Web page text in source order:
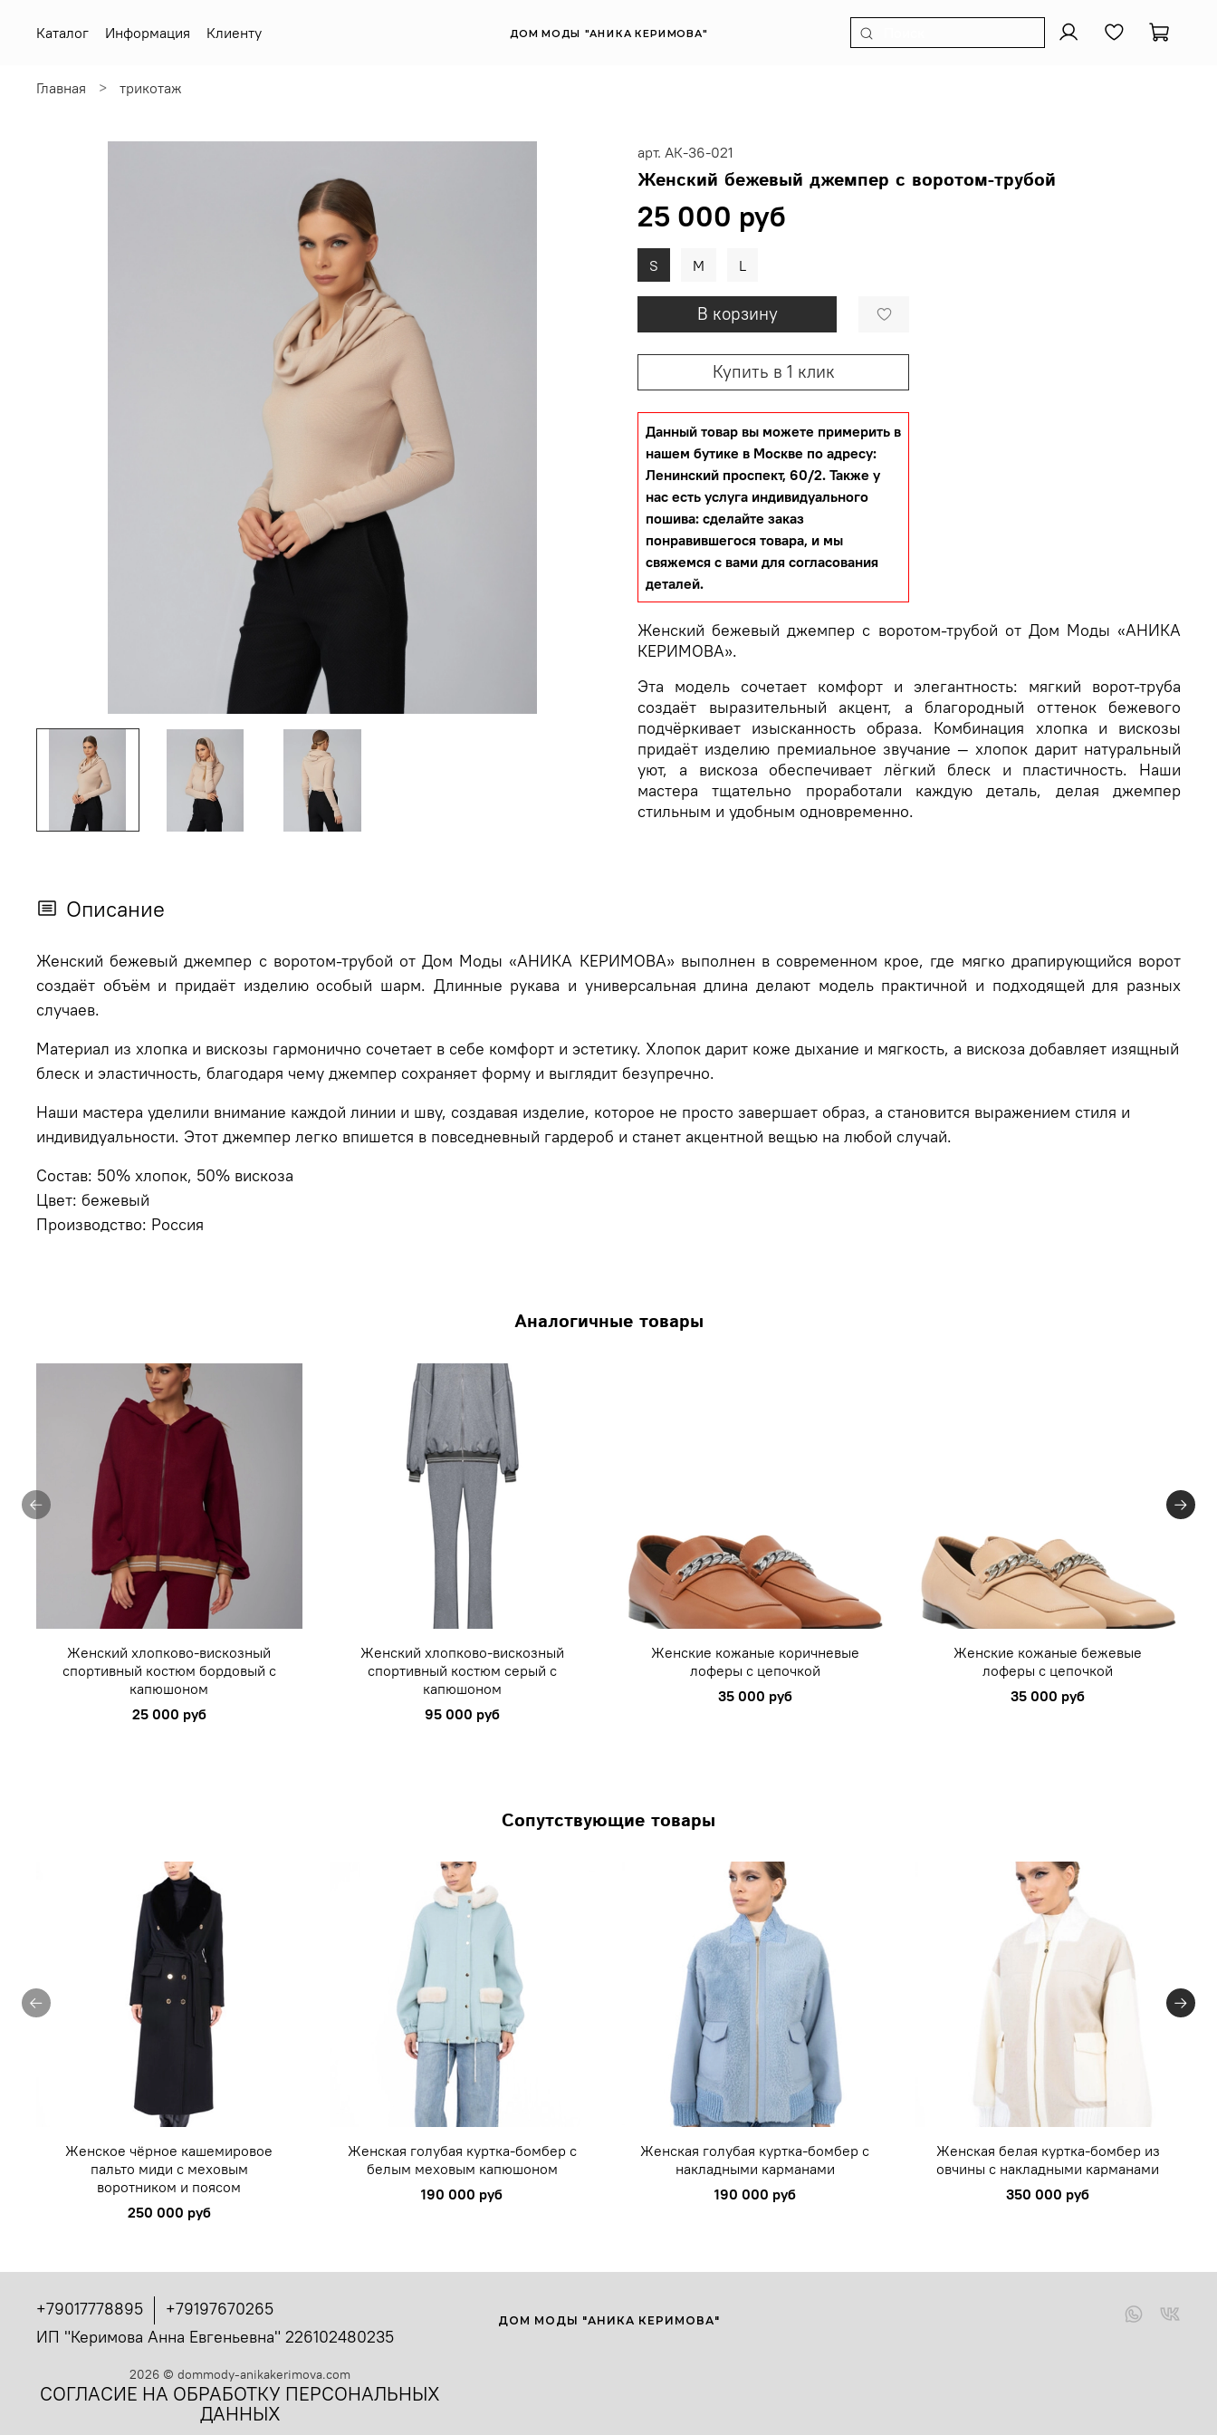
ДОМ МОДЫ "АНИКА КЕРИМОВА"
Каталог Информация Клиенту
Главная трикотаж
арт. АК-36-021
Женский бежевый джемпер с воротом-трубой
25 000 руб
В корзину
Купить в 1 клик
Данный товар вы можете примерить в
нашем бутике в Москве по адресу:
Ленинский проспект, 60/2. Также у
нас есть услуга индивидуального
пошива: сделайте заказ
понравившегося товара, и мы
свяжемся с вами для согласования
деталей.
S M L
Женский бежевый джемпер с воротом-трубой от Дом Моды «АНИКА
КЕРИМОВА».
Эта модель сочетает комфорт и элегантность: мягкий ворот-труба
создаёт выразительный акцент, а благородный оттенок бежевого
подчёркивает изысканность образа. Комбинация хлопка и вискозы
придаёт изделию премиальное звучание — хлопок дарит натуральный
уют, а вискоза обеспечивает лёгкий блеск и пластичность. Наши
мастера тщательно проработали каждую деталь, делая джемпер
стильным и удобным одновременно.
Описание
Женский бежевый джемпер с воротом-трубой от Дом Моды «АНИКА КЕРИМОВА» выполнен в современном крое, где мягко драпирующийся ворот
создаёт объём и придаёт изделию особый шарм. Длинные рукава и универсальная длина делают модель практичной и подходящей для разных
случаев.
Материал из хлопка и вискозы гармонично сочетает в себе комфорт и эстетику. Хлопок дарит коже дыхание и мягкость, а вискоза добавляет изящный
блеск и эластичность, благодаря чему джемпер сохраняет форму и выглядит безупречно.
Наши мастера уделили внимание каждой линии и шву, создавая изделие, которое не просто завершает образ, а становится выражением стиля и
индивидуальности. Этот джемпер легко впишется в повседневный гардероб и станет акцентной вещью на любой случай.
Состав: 50% хлопок, 50% вискоза
Цвет: бежевый
Производство: Россия
Аналогичные товары
Женский хлопково-вискозный
спортивный костюм бордовый с
капюшоном
25 000 руб
Женский хлопково-вискозный
спортивный костюм серый с
капюшоном
95 000 руб
Женские кожаные коричневые
лоферы с цепочкой
35 000 руб
Женские кожаные бежевые
лоферы с цепочкой
35 000 руб
Сопутствующие товары
Женское чёрное кашемировое
пальто миди с меховым
воротником и поясом
250 000 руб
Женская голубая куртка-бомбер с
белым меховым капюшоном
190 000 руб
Женская голубая куртка-бомбер с
накладными карманами
190 000 руб
Женская белая куртка-бомбер из
овчины с накладными карманами
350 000 руб
+79017778895
+79197670265
ИП "Керимова Анна Евгеньевна" 226102480235
ДОМ МОДЫ "АНИКА КЕРИМОВА"
2026 © dommody-anikakerimova.com
СОГЛАСИЕ НА ОБРАБОТКУ ПЕРСОНАЛЬНЫХ
ДАННЫХ